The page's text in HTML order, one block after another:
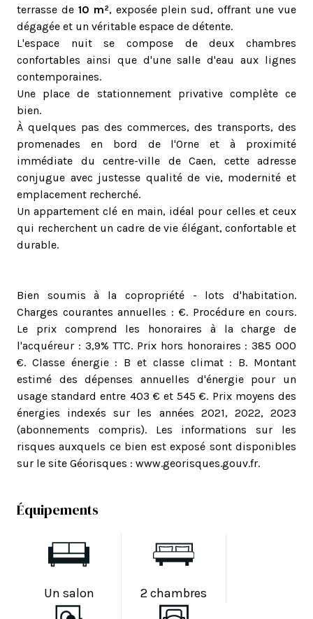
terrasse de 10 m², exposée plein sud, offrant une vue
dégagée et un véritable espace de détente.
L'espace nuit se compose de deux chambres
confortables ainsi que d'une salle d'eau aux lignes
contemporaines.
Une place de stationnement privative complète ce
bien.
À quelques pas des commerces, des transports, des
promenades en bord de l'Orne et à proximité
immédiate du centre-ville de Caen, cette adresse
conjugue avec justesse qualité de vie, modernité et
emplacement recherché.
Un appartement clé en main, idéal pour celles et ceux
qui recherchent un cadre de vie élégant, confortable et
durable.
Bien soumis à la copropriété - lots d'habitation.
Charges courantes annuelles : €. Procédure en cours.
Le prix comprend les honoraires à la charge de
l'acquéreur : 3,9% TTC. Prix hors honoraires : 385 000
€. Classe énergie : B et classe climat : B. Montant
estimé des dépenses annuelles d'énergie pour un
usage standard entre 403 € et 545 €. Prix moyens des
énergies indexés sur les années 2021, 2022, 2023
(abonnements compris). Les informations sur les
risques auxquels ce bien est exposé sont disponibles
sur le site Géorisques : www.georisques.gouv.fr.
Équipements
Un salon 2 chambres